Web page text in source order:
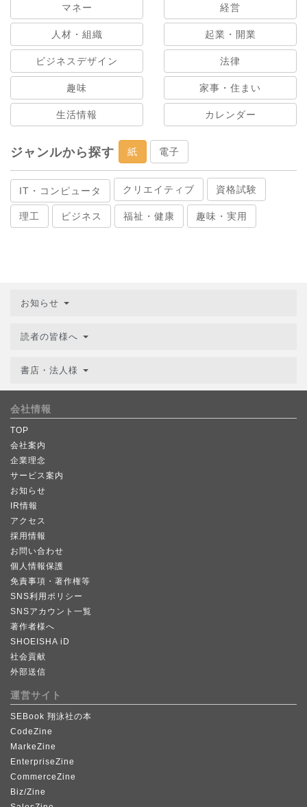
マネー 経営
人材・組織 起業・開業
ビジネスデザイン 法律
趣味 家事・住まい
生活情報 カレンダー
ジャンルから探す 紙 電子
IT・コンピュータ クリエイティブ 資格試験
理工 ビジネス 福祉・健康 趣味・実用
お知らせ
読者の皆様へ
書店・法人様
会社情報
TOP
会社案内
企業理念
サービス案内
お知らせ
IR情報
アクセス
採用情報
お問い合わせ
個人情報保護
免責事項・著作権等
SNS利用ポリシー
SNSアカウント一覧
著作者様へ
SHOEISHA iD
社会貢献
外部送信
運営サイト
SEBook 翔泳社の本
CodeZine
MarkeZine
EnterpriseZine
CommerceZine
Biz/Zine